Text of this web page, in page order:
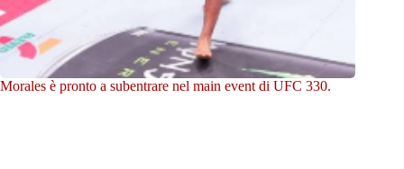
Morales è pronto a subentrare nel main event di UFC 330.